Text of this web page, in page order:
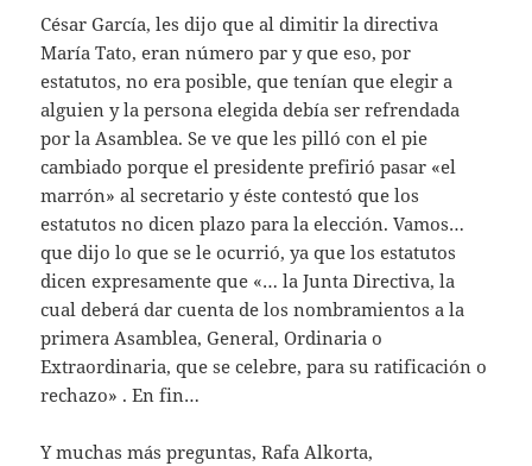
César García, les dijo que al dimitir la directiva
María Tato, eran número par y que eso, por
estatutos, no era posible, que tenían que elegir a
alguien y la persona elegida debía ser refrendada
por la Asamblea. Se ve que les pilló con el pie
cambiado porque el presidente prefirió pasar «el
marrón» al secretario y éste contestó que los
estatutos no dicen plazo para la elección. Vamos…
que dijo lo que se le ocurrió, ya que los estatutos
dicen expresamente que «… la Junta Directiva, la
cual deberá dar cuenta de los nombramientos a la
primera Asamblea, General, Ordinaria o
Extraordinaria, que se celebre, para su ratificación o
rechazo» . En fin…
Y muchas más preguntas, Rafa Alkorta,